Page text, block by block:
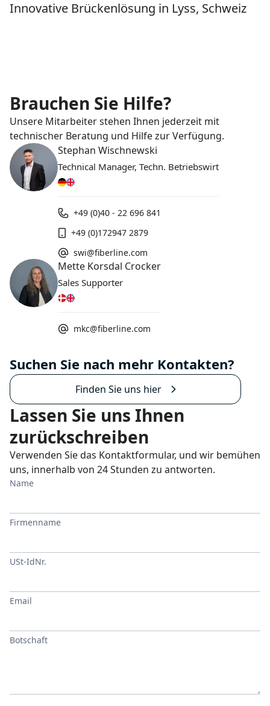
Innovative Brückenlösung in Lyss, Schweiz
Brauchen Sie Hilfe?
Unsere Mitarbeiter stehen Ihnen jederzeit mit
technischer Beratung und Hilfe zur Verfügung.
Stephan Wischnewski
Technical Manager, Techn. Betriebswirt
+49 (0)40 - 22 696 841
+49 (0)172947 2879
swi@fiberline.com
Mette Korsdal Crocker
Sales Supporter
mkc@fiberline.com
Suchen Sie nach mehr Kontakten?
Finden Sie uns hier
Lassen Sie uns Ihnen
zurückschreiben
Verwenden Sie das Kontaktformular, und wir bemühen
uns, innerhalb von 24 Stunden zu antworten.
Name
Firmenname
USt-IdNr.
Email
Botschaft